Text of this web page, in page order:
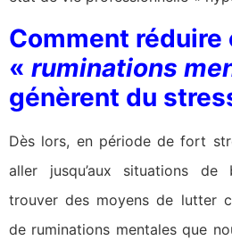
Comment réduire
« ruminations
génèrent du
Dès lors, en période de fort
aller jusqu’aux situations de
trouver des moyens de lutter
de ruminations mentales que